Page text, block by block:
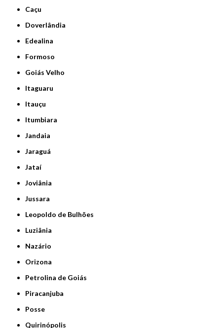
Caçu
Doverlândia
Edealina
Formoso
Goiás Velho
Itaguaru
Itauçu
Itumbiara
Jandaia
Jaraguá
Jataí
Joviânia
Jussara
Leopoldo de Bulhões
Luziânia
Nazário
Orizona
Petrolina de Goiás
Piracanjuba
Posse
Quirinópolis